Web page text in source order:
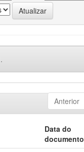
Anterior
Data do
documento